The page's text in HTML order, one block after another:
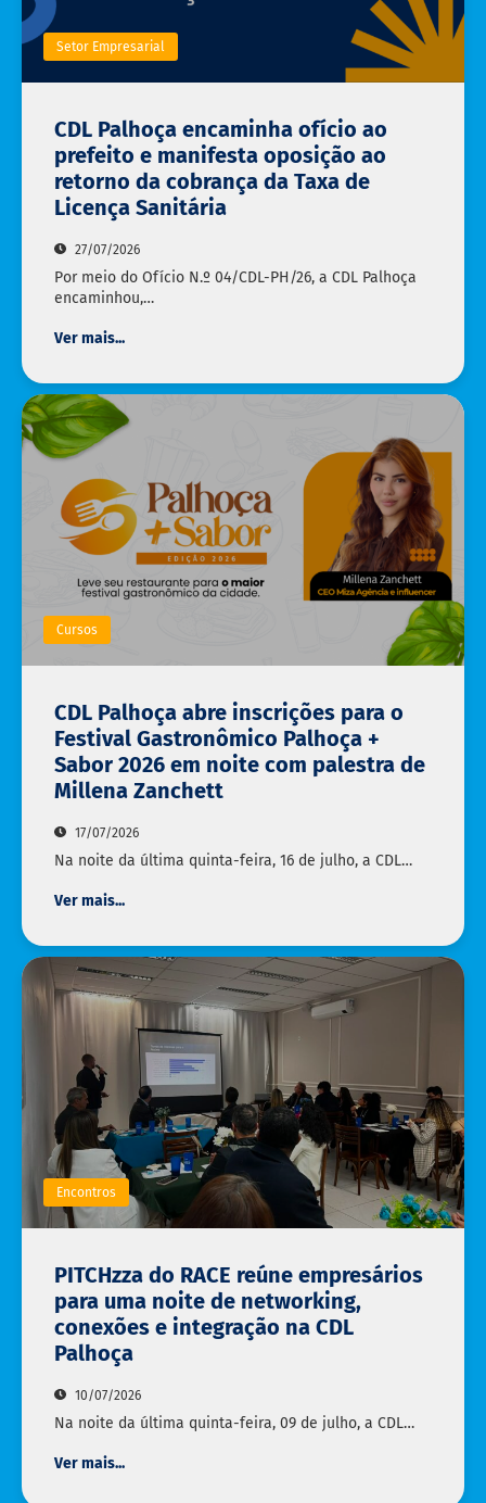
Setor Empresarial
CDL Palhoça encaminha ofício ao
prefeito e manifesta oposição ao
retorno da cobrança da Taxa de
Licença Sanitária
27/07/2026
Por meio do Ofício N.º 04/CDL-PH/26, a CDL Palhoça
encaminhou,…
Ver mais...
Cursos
CDL Palhoça abre inscrições para o
Festival Gastronômico Palhoça +
Sabor 2026 em noite com palestra de
Millena Zanchett
17/07/2026
Na noite da última quinta-feira, 16 de julho, a CDL…
Ver mais...
Encontros
PITCHzza do RACE reúne empresários
para uma noite de networking,
conexões e integração na CDL
Palhoça
10/07/2026
Na noite da última quinta-feira, 09 de julho, a CDL…
Ver mais...